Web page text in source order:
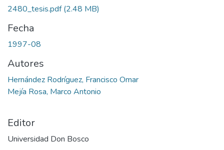
2480_tesis.pdf(2.48 MB)
Fecha
1997-08
Autores
Hernández Rodríguez, Francisco Omar
Mejía Rosa, Marco Antonio
Editor
Universidad Don Bosco